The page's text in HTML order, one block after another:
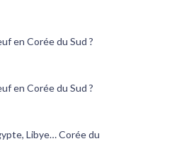
en Corée du Sud ?
en Corée du Sud ?
Libye… Corée du